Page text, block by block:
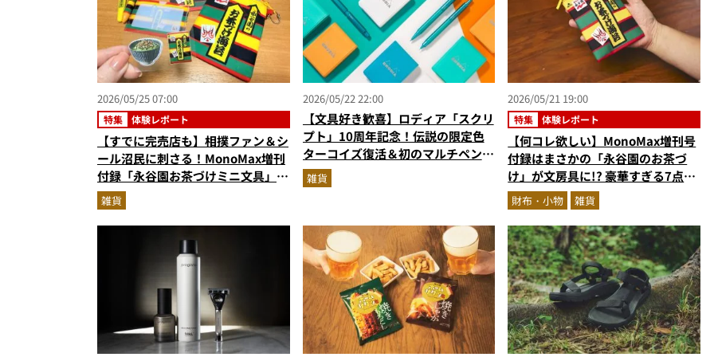
2026/05/25 07:00
特集 体験レポート
【すでに完売店も】相撲ファン＆シ
ール沼民に刺さる！MonoMax増刊
付録「永谷園お茶づけミニ文具」
の“推し活界隈”意外な活用法レポ
ート
雑貨
2026/05/22 22:00
【文具好き歓喜】ロディア「スクリ
プト」10周年記念！伝説の限定色
ターコイズ復活＆初のマルチペンも
登場
雑貨
2026/05/21 19:00
特集 体験レポート
【何コレ欲しい】MonoMax増刊号
付録はまさかの「永谷園のお茶づ
け」が文房具に!? 豪華すぎる7点セ
ットが神クオリティだった！スタイ
リストがガチレビュー
財布・小物 雑貨